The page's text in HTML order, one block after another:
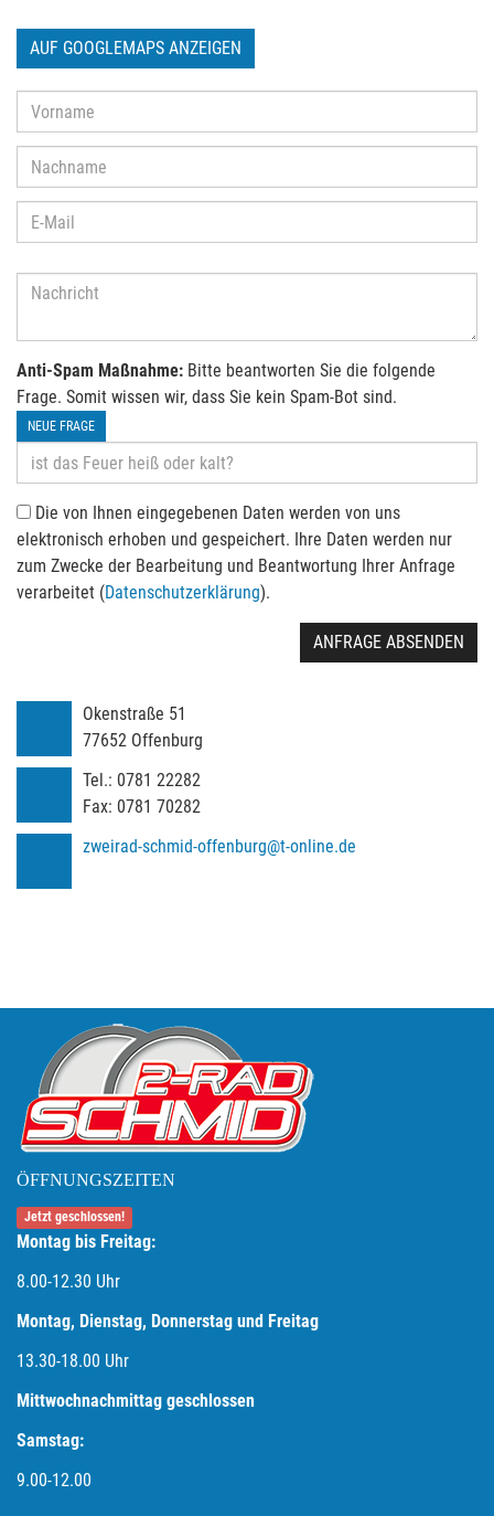
AUF GOOGLEMAPS ANZEIGEN
Anti-Spam Maßnahme: Bitte beantworten Sie die folgende
Frage. Somit wissen wir, dass Sie kein Spam-Bot sind.
NEUE FRAGE
Die von Ihnen eingegebenen Daten werden von uns
elektronisch erhoben und gespeichert. Ihre Daten werden nur
zum Zwecke der Bearbeitung und Beantwortung Ihrer Anfrage
verarbeitet (Datenschutzerklärung).
ANFRAGE ABSENDEN
Okenstraße 51
77652 Offenburg
Tel.: 0781 22282
Fax: 0781 70282
zweirad-schmid-offenburg@t-online.de
ÖFFNUNGSZEITEN
Jetzt geschlossen!
Montag bis Freitag:
8.00-12.30 Uhr
Montag, Dienstag, Donnerstag und Freitag
13.30-18.00 Uhr
Mittwochnachmittag geschlossen
Samstag:
9.00-12.00